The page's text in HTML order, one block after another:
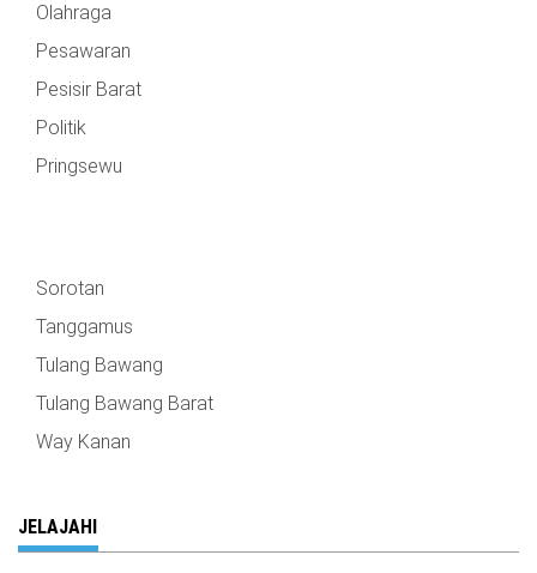
TULANG
BAWANG
BARAT
DPRD
Olahraga
Pesawaran
Pesisir Barat
Politik
Pringsewu
Sorotan
Tanggamus
Tulang Bawang
Tulang Bawang Barat
Way Kanan
JELAJAHI